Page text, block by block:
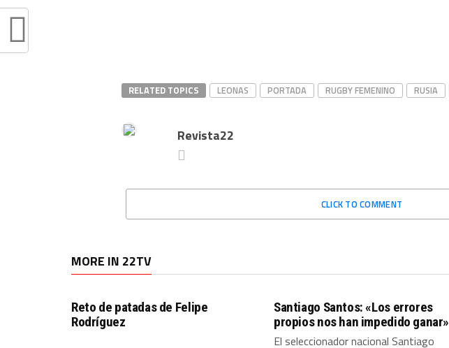
RELATED TOPICS LEONAS PORTADA RUGBY FEMENINO RUSIA
Revista22
CLICK TO COMMENT
MORE IN 22TV
Reto de patadas de Felipe
Rodríguez
Santiago Santos: «Los errores
propios nos han impedido ganar»
El seleccionador nacional Santiago